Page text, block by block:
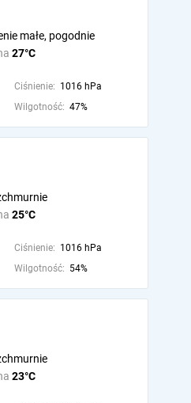
27°C
małe, pogodnie
Ciśnienie: 1016 hPa
Wilgotność: 47%
25°C
Ciśnienie: 1016 hPa
Wilgotność: 54%
23°C